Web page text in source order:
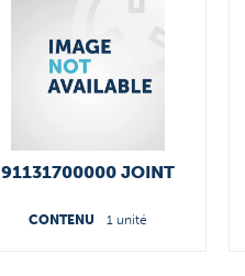
91131700000 JOINT
CONTENU 1 unité